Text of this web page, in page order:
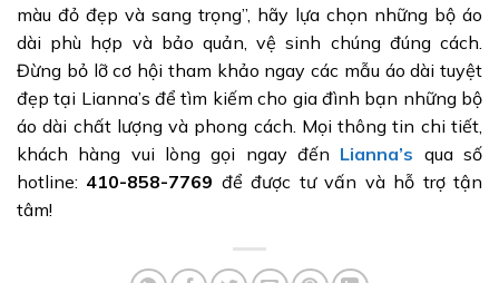
màu đỏ đẹp và sang trọng”, hãy lựa chọn những bộ áo
dài phù hợp và bảo quản, vệ sinh chúng đúng cách.
Đừng bỏ lỡ cơ hội tham khảo ngay các mẫu áo dài tuyệt
đẹp tại Lianna’s để tìm kiếm cho gia đình bạn những bộ
áo dài chất lượng và phong cách. Mọi thông tin chi tiết,
khách hàng vui lònggọi ngay đến Lianna’s qua số
hotline: 410-858-7769 để được tư vấn và hỗ trợ tận
tâm!